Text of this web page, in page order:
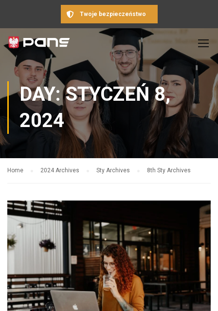
Twoje bezpieczeństwo
DAY: STYCZEŃ 8,
2024
Home 2024 Archives Sty Archives 8th Sty Archives